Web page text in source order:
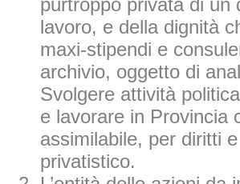
purtroppo privata di un
lavoro, e della dignità
maxi-stipendi e
archivio, oggetto di
Svolgere attività
e lavorare in Provincia
assimilabile, per diritti
privatistico.